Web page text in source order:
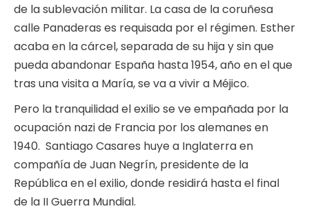
de la sublevación militar. La casa de la coruñesa
calle Panaderas es requisada por el régimen. Esther
acaba en la cárcel, separada de su hija y sin que
pueda abandonar España hasta 1954, año en el que
tras una visita a María, se va a vivir a Méjico.
Pero la tranquilidad el exilio se ve empañada por la
ocupación nazi de Francia por los alemanes en
1940. Santiago Casares huye a Inglaterra en
compañía de Juan Negrín, presidente de la
República en el exilio, donde residirá hasta el final
de la II Guerra Mundial.